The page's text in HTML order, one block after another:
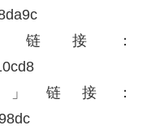
da9c
链接：
0cd8
链接：